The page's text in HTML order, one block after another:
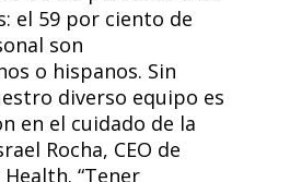
el 59 por ciento de
son
o hispanos. Sin
diverso equipo es
en el cuidado de la
Rocha, CEO de
“Tener